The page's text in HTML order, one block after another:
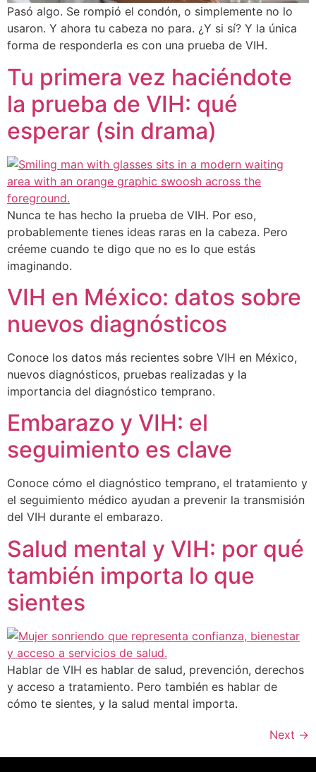
Pasó algo. Se rompió el condón, o simplemente no lo
usaron. Y ahora tu cabeza no para. ¿Y si sí? Y la única
forma de responderla es con una prueba de VIH.
Tu primera vez haciéndote
la prueba de VIH: qué
esperar (sin drama)
Nunca te has hecho la prueba de VIH. Por eso,
probablemente tienes ideas raras en la cabeza. Pero
créeme cuando te digo que no es lo que estás
imaginando.
VIH en México: datos sobre
nuevos diagnósticos
Conoce los datos más recientes sobre VIH en México,
nuevos diagnósticos, pruebas realizadas y la
importancia del diagnóstico temprano.
Embarazo y VIH: el
seguimiento es clave
Conoce cómo el diagnóstico temprano, el tratamiento y
el seguimiento médico ayudan a prevenir la transmisión
del VIH durante el embarazo.
Salud mental y VIH: por qué
también importa lo que
sientes
Hablar de VIH es hablar de salud, prevención, derechos
y acceso a tratamiento. Pero también es hablar de
cómo te sientes, y la salud mental importa.
Next →